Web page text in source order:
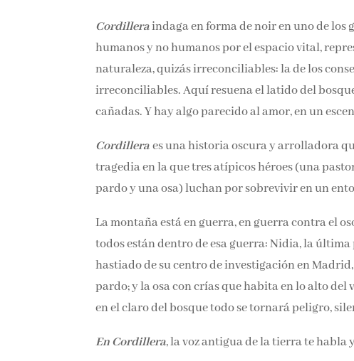
Cordilleraindaga en forma de noir en uno de los
humanos y no humanos por el espacio vital,
naturaleza, quizás irreconciliables: la de los
irreconciliables. Aquí resuena el latido del
cañadas. Y hay algo parecido al amor, en un
Cordillera es una historia oscura y arrolladora
Una tragedia en la que tres atípicos héroes (una
oso pardo y una osa) luchan por sobrevivir en un
La montaña está en guerra, en guerra contra el
Y todos están dentro de esa guerra: Nidia, la
que, hastiado de su centro de investigación en
pardo; y la osa con crías que habita en lo alto
en el claro del bosque todo se tornará peligro,
En Cordillera, la voz antigua de la tierra te habla